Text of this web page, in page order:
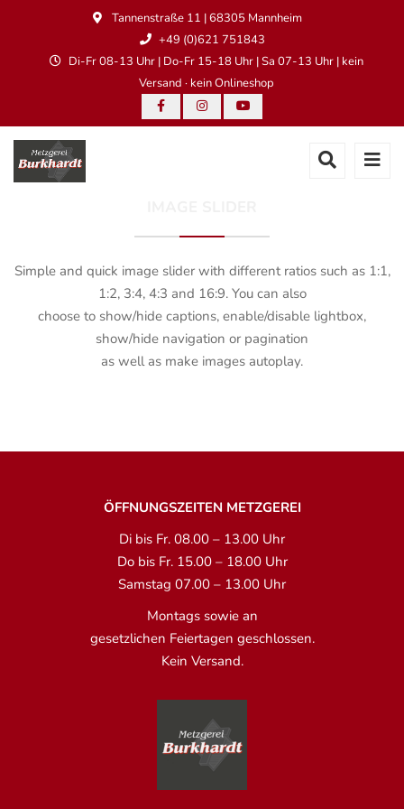
Tannenstraße 11 | 68305 Mannheim
+49 (0)621 751843
Di-Fr 08-13 Uhr | Do-Fr 15-18 Uhr | Sa 07-13 Uhr | kein
Versand · kein Onlineshop
Simple and quick image slider with different ratios such as 1:1,
1:2, 3:4, 4:3 and 16:9. You can also
choose to show/hide captions, enable/disable lightbox,
show/hide navigation or pagination
as well as make images autoplay.
ÖFFNUNGSZEITEN METZGEREI
Di bis Fr. 08.00 – 13.00 Uhr
Do bis Fr. 15.00 – 18.00 Uhr
Samstag 07.00 – 13.00 Uhr
Montags sowie an
gesetzlichen Feiertagen geschlossen.
Kein Versand.